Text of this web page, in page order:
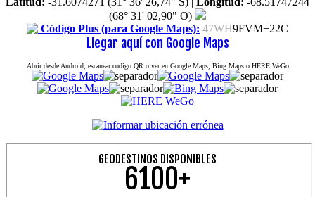
(68° 31' 02,90" O)
Código Plus (para Google Maps): 47WH9FVM+22C
Llegar aquí con Google Maps
Abrir desde Android, escanear código QR o ver en Google Maps, Bing Maps o HERE WeGo
GEODESTINOS DISPONIBLES
6100+